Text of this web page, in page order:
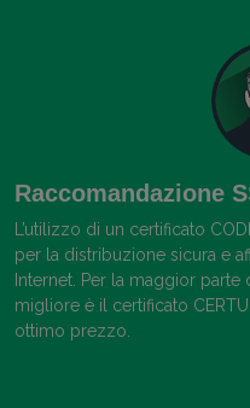
Raccomandazione
L’utilizzo di un certificato
per la distribuzione sicura e
Internet. Per la maggior
migliore è il certificato
ottimo prezzo.